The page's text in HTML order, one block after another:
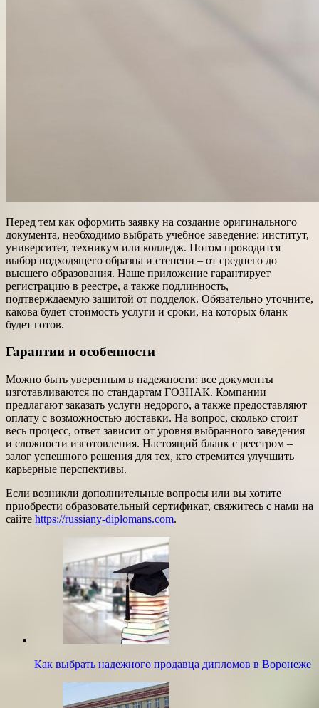
Перед тем как оформить заявку на создание оригинального
документа, необходимо выбрать учебное заведение: институт,
университет, техникум или колледж. Потом проводится
выбор подходящего образца и степени – от среднего до
высшего образования. Наше приложение гарантирует
регистрацию в реестре, а также подлинность,
подтверждаемую защитой от подделок. Обязательно уточните,
какова будет стоимость услуги и сроки, на которых бланк
будет готов.
Гарантии и особенности
Можно быть уверенным в надежности: все документы
изготавливаются по стандартам ГОЗНАК. Компании
предлагают заказать услуги недорого, а также предоставляют
оплату с возможностью доставки. На вопрос, сколько стоит
весь процесс, ответ зависит от уровня выбранного заведения
и сложности изготовления. Настоящий бланк с реестром –
залог успешного решения для тех, кто стремится улучшить
карьерные перспективы.
Если возникли дополнительные вопросы или вы хотите
приобрести образовательный сертификат, свяжитесь с нами на
сайте https://russiany-diplomans.com.
Как выбрать надежного продавца дипломов в Воронеже